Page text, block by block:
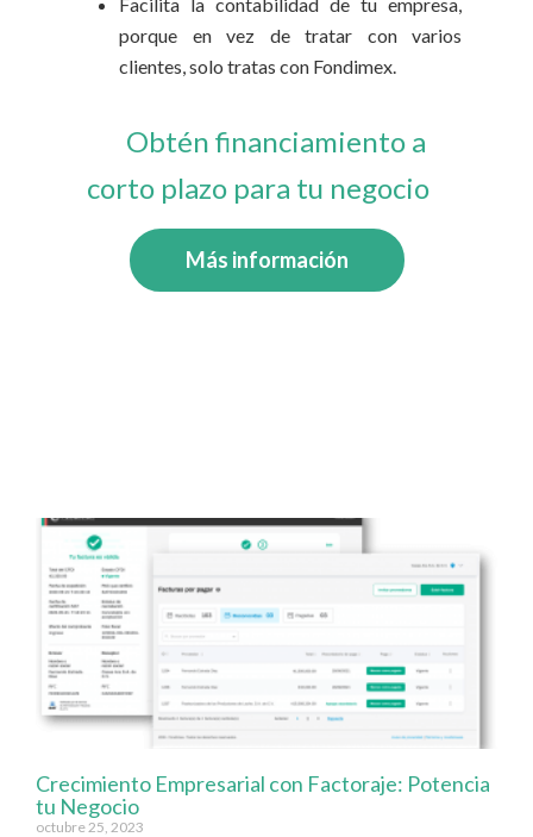
porque en vez de tratar con varios
clientes, solo tratas con Fondimex.
Obtén financiamiento a
corto plazo para tu negocio
Más información
Crecimiento Empresarial con Factoraje: Potencia
tu Negocio
octubre 25, 2023